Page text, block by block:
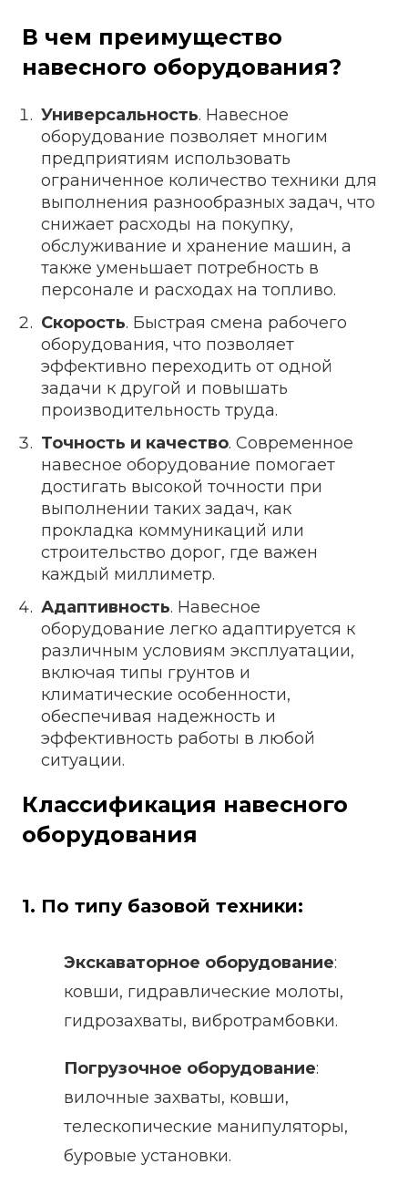
В чем преимущество
навесного оборудования?
Универсальность. Навесное
оборудование позволяет многим
предприятиям использовать
ограниченное количество техники для
выполнения разнообразных задач, что
снижает расходы на покупку,
обслуживание и хранение машин, а
также уменьшает потребность в
персонале и расходах на топливо.
Скорость. Быстрая смена рабочего
оборудования, что позволяет
эффективно переходить от одной
задачи к другой и повышать
производительность труда.
Точность и качество. Современное
навесное оборудование помогает
достигать высокой точности при
выполнении таких задач, как
прокладка коммуникаций или
строительство дорог, где важен
каждый миллиметр.
Адаптивность. Навесное
оборудование легко адаптируется к
различным условиям эксплуатации,
включая типы грунтов и
климатические особенности,
обеспечивая надежность и
эффективность работы в любой
ситуации.
Классификация навесного
оборудования
1. По типу базовой техники:
Экскаваторное оборудование:
ковши, гидравлические молоты,
гидрозахваты, вибротрамбовки.
Погрузочное оборудование:
вилочные захваты, ковши,
телескопические манипуляторы,
буровые установки.